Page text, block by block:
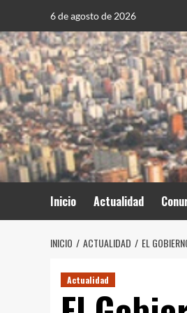
contenido
6 de agosto de 2026
Inicio Actualidad
INICIO ACTUALIDAD EL
Actualidad